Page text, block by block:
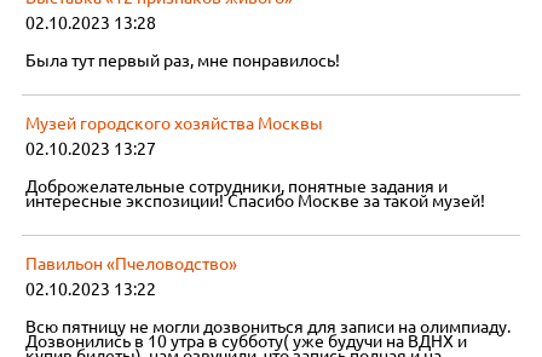
02.10.2023 13:28
Была тут первый раз, мне понравилось!
Музей городского хозяйства Москвы
02.10.2023 13:27
Доброжелательные сотрудники, понятные задания и
интересные экспозиции! Спасибо Москве за такой музей!
Павильон «Пчеловодство»
02.10.2023 13:22
Всю пятницу не могли дозвониться для записи на олимпиаду.
Дозвонились в 10 утра в субботу( уже будучи на ВДНХ и